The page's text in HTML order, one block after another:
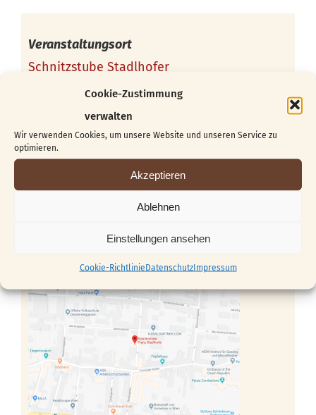
Cookie-Zustimmung
verwalten
Wir verwenden Cookies, um unsere Website und unseren Service zu
optimieren.
Akzeptieren
Ablehnen
Einstellungen ansehen
Cookie-RichtlinieDatenschutzImpressum
Veranstaltungsort
Schnitzstube Stadlhofer
Töpfelgasse 7/1
1140 Wien
Österreich
gaby27@chello.at
+43 (0) 699 / 191 34 562